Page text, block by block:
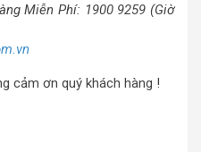
Miễn Phí: 1900 9259 (Giờ
cảm ơn quý khách hàng !